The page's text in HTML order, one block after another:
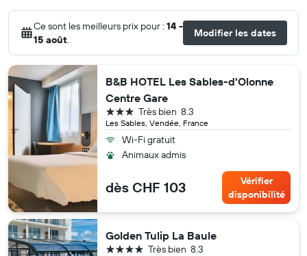
Ce sont les meilleurs prix pour : 14 -
15 août.
Modifier les dates
B&B HOTEL Les Sables-d'Olonne
Centre Gare
Les Sables, Vendée, France
8.3
Très bien
3 étoiles
Wi-Fi gratuit
Animaux admis
dès CHF 103
Vérifier
disponibilité
Golden Tulip La Baule
8.3
Très bien
4 étoiles